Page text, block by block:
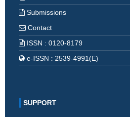
Submissions
Contact
ISSN : 0120-8179
e-ISSN : 2539-4991(E)
SUPPORT